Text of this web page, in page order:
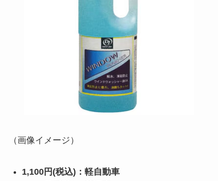
（画像イメージ）
1,100円(税込)：軽自動車